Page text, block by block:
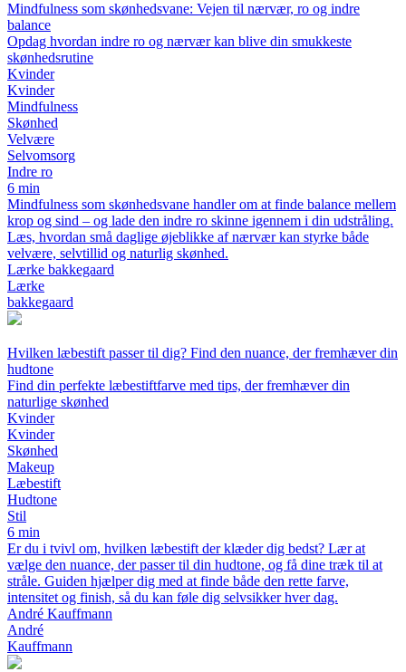
Mindfulness som skønhedsvane: Vejen til nærvær, ro og indre
balance
Opdag hvordan indre ro og nærvær kan blive din smukkeste
skønhedsrutine
Kvinder
Kvinder
Mindfulness
Skønhed
Velvære
Selvomsorg
Indre ro
6 min
Mindfulness som skønhedsvane handler om at finde balance mellem
krop og sind – og lade den indre ro skinne igennem i din udstråling.
Læs, hvordan små daglige øjeblikke af nærvær kan styrke både
velvære, selvtillid og naturlig skønhed.
Lærke bakkegaard
Lærke
bakkegaard
Hvilken læbestift passer til dig? Find den nuance, der fremhæver din
hudtone
Find din perfekte læbestiftfarve med tips, der fremhæver din
naturlige skønhed
Kvinder
Kvinder
Skønhed
Makeup
Læbestift
Hudtone
Stil
6 min
Er du i tvivl om, hvilken læbestift der klæder dig bedst? Lær at
vælge den nuance, der passer til din hudtone, og få dine træk til at
stråle. Guiden hjælper dig med at finde både den rette farve,
intensitet og finish, så du kan føle dig selvsikker hver dag.
André Kauffmann
André
Kauffmann